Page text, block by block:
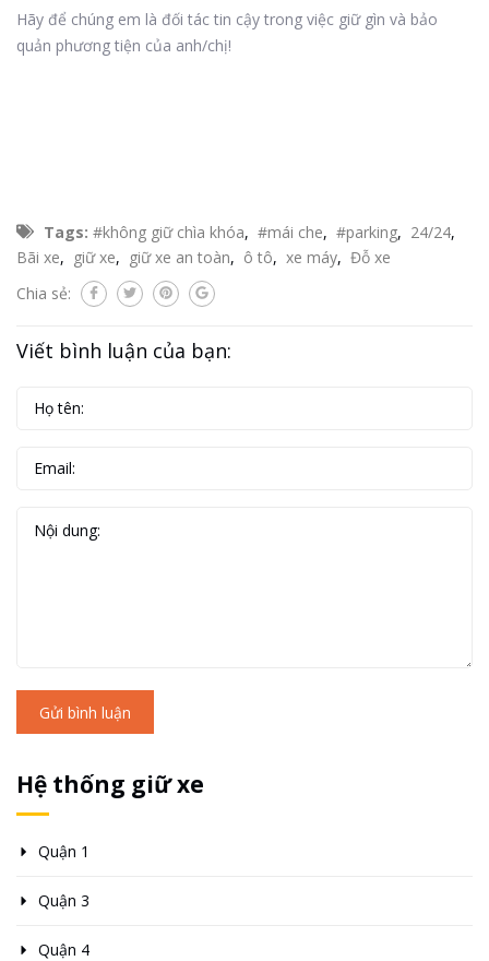
Hãy để chúng em là đối tác tin cậy trong việc giữ gìn và bảo
quản phương tiện của anh/chị!
Tags: #không giữ chìa khóa, #mái che, #parking, 24/24,
Bãi xe, giữ xe, giữ xe an toàn, ô tô, xe máy, Đỗ xe
Chia sẻ:
Viết bình luận của bạn:
Gửi bình luận
Hệ thống giữ xe
Quận 1
Quận 3
Quận 4